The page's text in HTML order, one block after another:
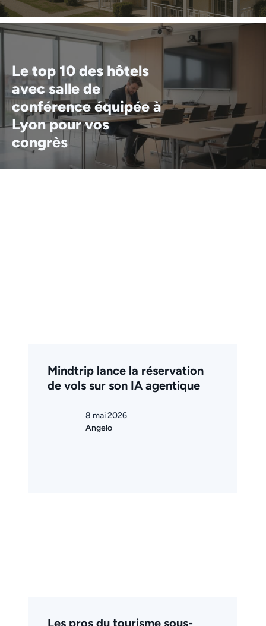
Le top 10 des hôtels
avec salle de
conférence équipée à
Lyon pour vos
congrès
Mindtrip lance la réservation
de vols sur son IA agentique
8 mai 2026
Angelo
Les pros du tourisme sous-